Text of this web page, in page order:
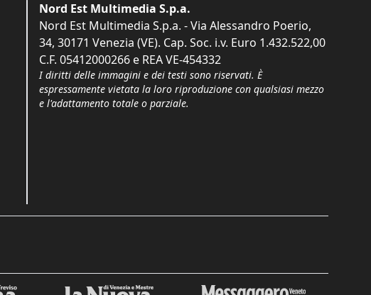
Nord Est Multimedia S.p.a.
Nord Est Multimedia S.p.a. - Via Alessandro Poerio,
34, 30171 Venezia (VE). Cap. Soc. i.v. Euro 1.432.522,00
C.F. 05412000266 e REA VE-454332
I diritti delle immagini e dei testi sono riservati. È
espressamente vietata la loro riproduzione con qualsiasi mezzo
e l'adattamento totale o parziale.